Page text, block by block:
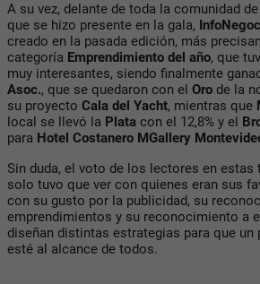
A su vez, delante de toda la comunidad
que se hizo presente en la gala,
creado en la pasada edición, más
categoría Emprendimiento del año, que
muy interesantes, siendo finalmente
Asoc., que se quedaron con el Oro de la
su proyecto Cala del Yacht, mientras que
local se llevó la Plata con el 12,8% y el
para Hotel Costanero MGallery
Sin duda, el voto de los lectores en estas
solo tuvo que ver con quienes eran sus
con su gusto por la publicidad, su
emprendimientos y su reconocimiento a
diseñan distintas estrategias para que
esté al alcance de todos.